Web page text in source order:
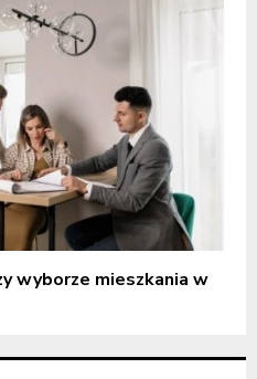
wyborze mieszkania w